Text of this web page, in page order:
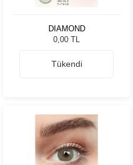
DIAMOND
0,00 TL
Tükendi